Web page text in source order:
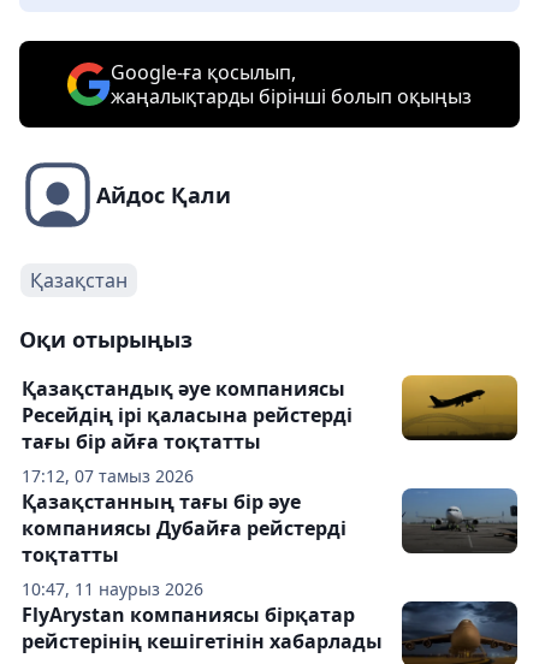
Google-ға қосылып,
жаңалықтарды бірінші болып оқыңыз
Айдос Қали
Қазақстан
Оқи отырыңыз
17:12, 07 тамыз 2026
Қазақстандық әуе компаниясы
Ресейдің ірі қаласына рейстерді
тағы бір айға тоқтатты
10:47, 11 наурыз 2026
Қазақстанның тағы бір әуе
компаниясы Дубайға рейстерді
тоқтатты
FlyArystan компаниясы бірқатар
рейстерінің кешігетінін хабарлады